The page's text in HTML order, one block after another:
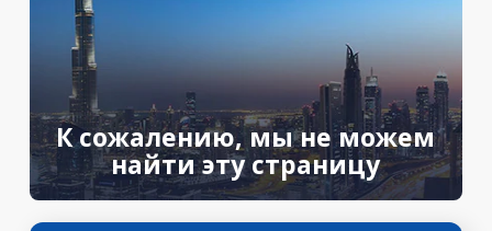
К сожалению, мы не можем
найти эту страницу